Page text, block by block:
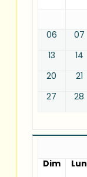
06
07
13
14
20
21
27
28
Dim
Lun